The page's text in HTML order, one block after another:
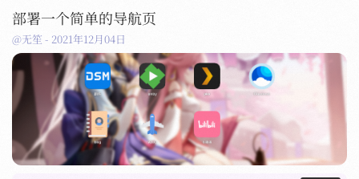
部署一个简单的导航页
@无笙 - 2021年12月04日